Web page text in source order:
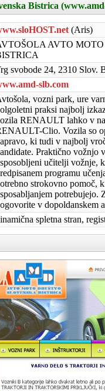
Bistrica
(Aris)
AVTO
svobode 24, 2310 Slov.
slb.com
vozni park, ure
praksi najbolj
RENAULT lahko v
Clio. Vozila so
ki tudi v najbolj
Praktično vožnjo
učitelji vožnje,
programu
strokovno pomoč,
potrebujejo.
v dopoldanskem
spletna stran,